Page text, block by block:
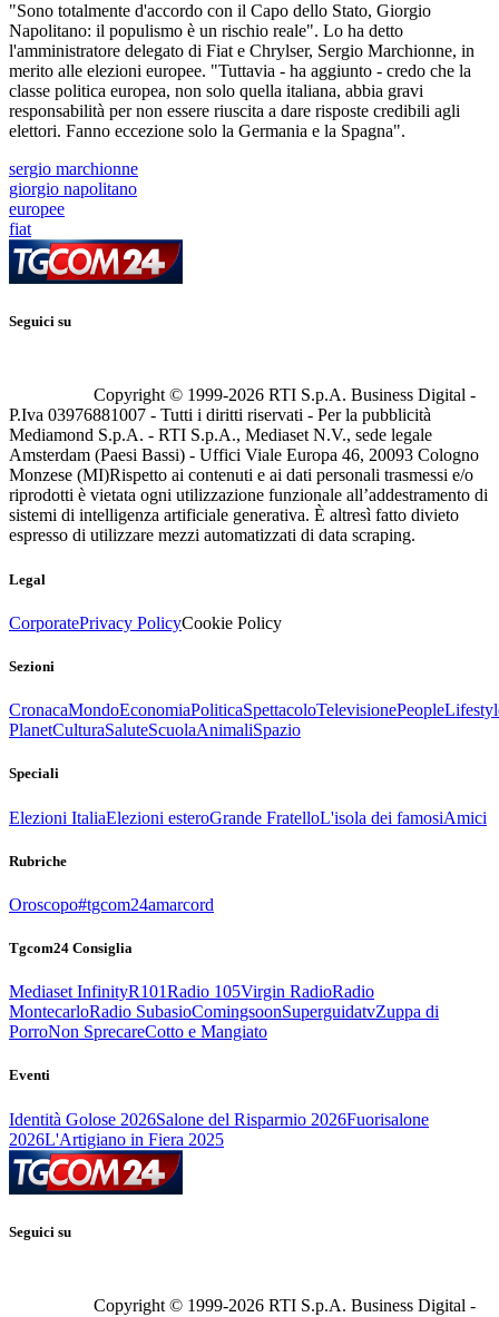
"Sono totalmente d'accordo con il Capo dello Stato, Giorgio
Napolitano: il populismo è un rischio reale". Lo ha detto
l'amministratore delegato di Fiat e Chrylser, Sergio Marchionne, in
merito alle elezioni europee. "Tuttavia - ha aggiunto - credo che la
classe politica europea, non solo quella italiana, abbia gravi
responsabilità per non essere riuscita a dare risposte credibili agli
elettori. Fanno eccezione solo la Germania e la Spagna".
sergio marchionne
giorgio napolitano
europee
fiat
Seguici su
Copyright © 1999-2026 RTI S.p.A. Business Digital -
P.Iva 03976881007 - Tutti i diritti riservati - Per la pubblicità
Mediamond S.p.A. - RTI S.p.A., Mediaset N.V., sede legale
Amsterdam (Paesi Bassi) - Uffici Viale Europa 46, 20093 Cologno
Monzese (MI)Rispetto ai contenuti e ai dati personali trasmessi e/o
riprodotti è vietata ogni utilizzazione funzionale all’addestramento di
sistemi di intelligenza artificiale generativa. È altresì fatto divieto
espresso di utilizzare mezzi automatizzati di data scraping.
Legal
CorporatePrivacy PolicyCookie Policy
Sezioni
CronacaMondoEconomiaPoliticaSpettacoloTelevisionePeople
PlanetCulturaSaluteScuolaAnimaliSpazio
Speciali
Elezioni ItaliaElezioni esteroGrande FratelloL'isola dei famosiAmici
Rubriche
Oroscopo#tgcom24amarcord
Tgcom24 Consiglia
Mediaset InfinityR101Radio 105Virgin RadioRadio
MontecarloRadio SubasioComingsoonSuperguidatvZuppa di
PorroNon SprecareCotto e Mangiato
Eventi
Identità Golose 2026Salone del Risparmio 2026Fuorisalone
2026L'Artigiano in Fiera 2025
Seguici su
Copyright © 1999-2026 RTI S.p.A. Business Digital -